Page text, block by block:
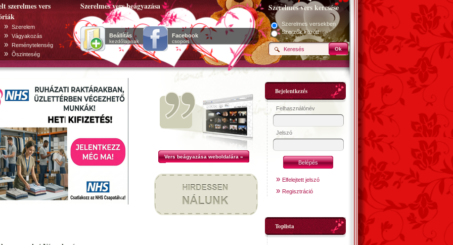
szerelmes vers
» Szerelem
» Vágyakozás
» Reménytelenség
» Õszinteség
Szerelmes vers beágyazása
Beállítás
kezdőlapnak
Facebook
csoport
Szerelmes vers keresése
Szerelmes versekben
Szerzők között
Ok
Vers beágyazása weboldalára »
Bejelentkezés
Felhasználónév
Jelszó
» Elfelejtett jelszó
» Regisztráció
Toplista